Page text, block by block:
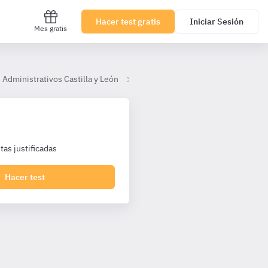
Mes gratis
Hacer test gratis Iniciar Sesión
Castilla y León
justificadas
Hacer test